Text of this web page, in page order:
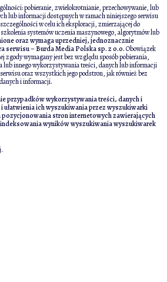
pobieranie, zwielokrotnianie, przechowywanie, lub
lub informacji dostępnych w ramach niniejszego serwisu
w celu ich eksploracji, zmierzającej do
systemów uczenia maszynowego, algorytmów lub
oraz wymaga uprzedniej, jednoznacznie
serwisu – Burda Media Polska sp. z o.o.Obowiązek
zgody wymagany jest bez względu sposób pobierania,
innego wykorzystywania treści, danych lub informacji
oraz wszystkich jego podstron, jak również bez
i informacji.
przypadków wykorzystywania treści, danych i
ułatwienia ich wyszukiwania przez wyszukiwarki
stron internetowych zawierających
wyników wyszukiwania wyszukiwarek
.